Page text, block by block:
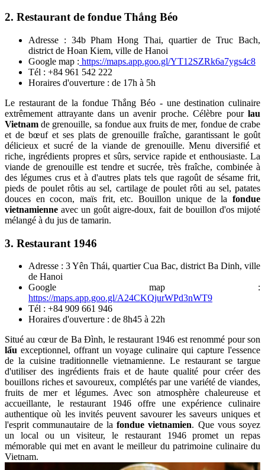
2. Restaurant de fondue Thắng Béo
Adresse : 34b Pham Hong Thai, quartier de Truc Bach,
district de Hoan Kiem, ville de Hanoi
Google map : https://maps.app.goo.gl/YT12SZRk6a7ygs4c8
Tél : +84 961 542 222
Horaires d'ouverture : de 17h à 5h
Le restaurant de la fondue Thắng Béo - une destination culinaire
extrêmement attrayante dans un avenir proche. Célèbre pour lau
Vietnam de grenouille, sa fondue aux fruits de mer, fondue de crabe
et de bœuf et ses plats de grenouille fraîche, garantissant le goût
délicieux et sucré de la viande de grenouille. Menu diversifié et
riche, ingrédients propres et sûrs, service rapide et enthousiaste. La
viande de grenouille est tendre et sucrée, très fraîche, combinée à
des légumes crus et à d'autres plats tels que ragoût de sésame frit,
pieds de poulet rôtis au sel, cartilage de poulet rôti au sel, patates
douces en cocon, maïs frit, etc. Bouillon unique de la fondue
vietnamienne avec un goût aigre-doux, fait de bouillon d'os mijoté
mélangé à du jus de tamarin.
3. Restaurant 1946
Adresse : 3 Yên Thái, quartier Cua Bac, district Ba Dinh, ville
de Hanoi
Google map :
https://maps.app.goo.gl/A24CKQjurWPd3nWT9
Tél : +84 909 661 946
Horaires d'ouverture : de 8h45 à 22h
Situé au cœur de Ba Đình, le restaurant 1946 est renommé pour son
lẩu exceptionnel, offrant un voyage culinaire qui capture l'essence
de la cuisine traditionnelle vietnamienne. Le restaurant se targue
d'utiliser des ingrédients frais et de haute qualité pour créer des
bouillons riches et savoureux, complétés par une variété de viandes,
fruits de mer et légumes. Avec son atmosphère chaleureuse et
accueillante, le restaurant 1946 offre une expérience culinaire
authentique où les invités peuvent savourer les saveurs uniques et
l'esprit communautaire de la fondue vietnamien. Que vous soyez
un local ou un visiteur, le restaurant 1946 promet un repas
mémorable qui met en avant le meilleur du patrimoine culinaire du
Vietnam.